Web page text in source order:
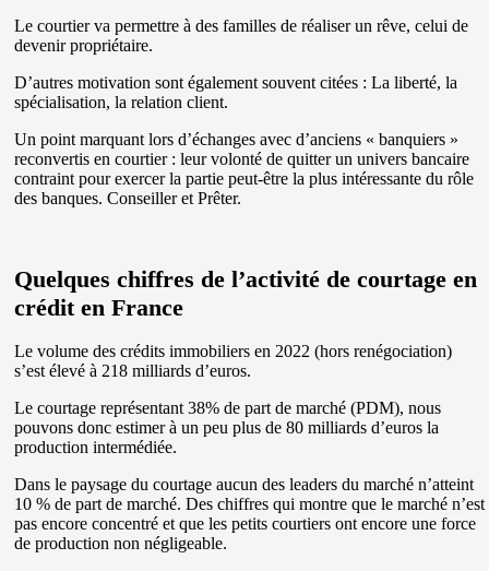
Le courtier va permettre à des familles de réaliser un rêve, celui de
devenir propriétaire.
D’autres motivation sont également souvent citées : La liberté, la
spécialisation, la relation client.
Un point marquant lors d’échanges avec d’anciens « banquiers »
reconvertis en courtier : leur volonté de quitter un univers bancaire
contraint pour exercer la partie peut-être la plus intéressante du rôle
des banques. Conseiller et Prêter.
Quelques chiffres de l’activité de courtage en
crédit en France
Le volume des crédits immobiliers en 2022 (hors renégociation)
s’est élevé à 218 milliards d’euros.
Le courtage représentant 38% de part de marché (PDM), nous
pouvons donc estimer à un peu plus de 80 milliards d’euros la
production intermédiée.
Dans le paysage du courtage aucun des leaders du marché n’atteint
10 % de part de marché. Des chiffres qui montre que le marché n’est
pas encore concentré et que les petits courtiers ont encore une force
de production non négligeable.